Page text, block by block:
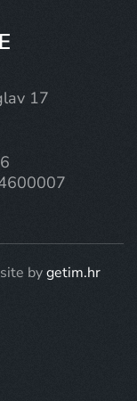
17
bygetim.hr